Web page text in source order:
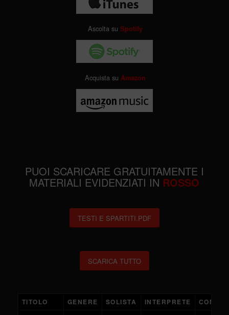
Ascolta suSpotify
Acquista su Amazon
PUOI SCARICARE GRATUITAMENTE I
MATERIALI EVIDENZIATI IN ROSSO
TESTI E SPARTITI.PDF
SCARICA TUTTO
TITOLO GENERE SOLISTA INTERPRETE